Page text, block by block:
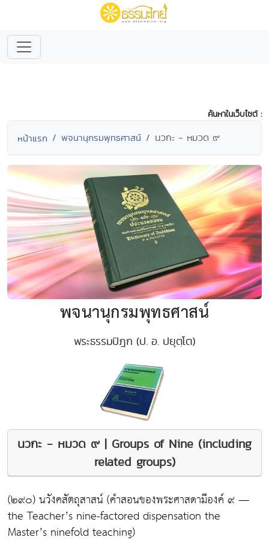
ค้นหาในเว็บไซต์ :
หน้าแรก พจนานุกรมพุทธศาสน์ นวกะ - หมวด ๙
พจนานุกรมพุทธศาสน์
พระธรรมปิฎก (ป. อ. ปยุตฺโต)
นวกะ - หมวด ๙ | Groups of Nine (including
related groups)
(๒๙๐) นวังคสัตถุสาสน์(คำสอนของพระศาสดามีองค์ ๙ —
the Teacher’s nine-factored dispensation the
Master’s ninefold teaching)